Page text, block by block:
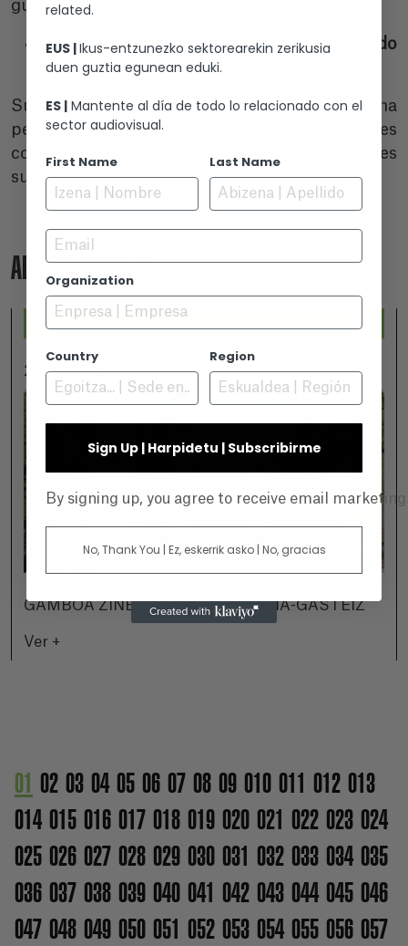
gusten.
¿Qué balance hacéis de todo lo acontecido
hasta la fecha?
Súper positivo. Es lo bueno de hacer una
película sin grandes expectativas ni grandes
compromisos, que todo lo que llega es
sumamente grato y es un éxito, sea lo que sea.
ADICIONALMENTE
2026-07-25
GAMBOA ZINEMALDIA EN VITORIA-GASTEIZ
Ver +
01 02 03 04 05 06 07 08 09 010 011 012 013
014 015 016 017 018 019 020 021 022 023 024
025 026 027 028 029 030 031 032 033 034 035
036 037 038 039 040 041 042 043 044 045 046
047 048 049 050 051 052 053 054 055 056 057
related.
EUS |Ikus-entzunezko sektorearekin zerikusia
duen guztia egunean eduki.
ES | Mantente al día de todo lo relacionado con el
sector audiovisual.
First Name Last Name
Email
Organization
Country Region
Sign Up | Harpidetu | Subscribirme
By signing up, you agree to receive email
No, Thank You | Ez, eskerrik asko | No, gracias